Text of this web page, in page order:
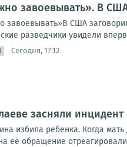
завоевывать». В
завоевывать»В США
разведчики увидели
Сегодня, 17:12
засняли
избила ребенка. Когда
её обращение